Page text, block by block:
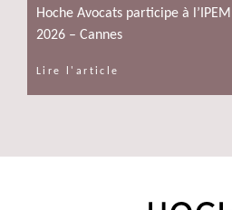
Hoche Avocats participe à
2026 – Cannes
Lire l'article